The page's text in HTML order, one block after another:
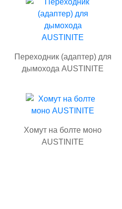
Переходник (адаптер) для
дымохода AUSTINITE
Хомут на болте моно
AUSTINITE